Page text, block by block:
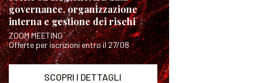
governance, organizzazione
interna e gestione dei rischi
ZOOM MEETING
Offerte per iscrizioni entro il 27/08
SCOPRI I DETTAGLI